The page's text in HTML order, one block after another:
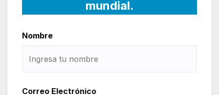
mundial.
Nombre
Correo Electrónico